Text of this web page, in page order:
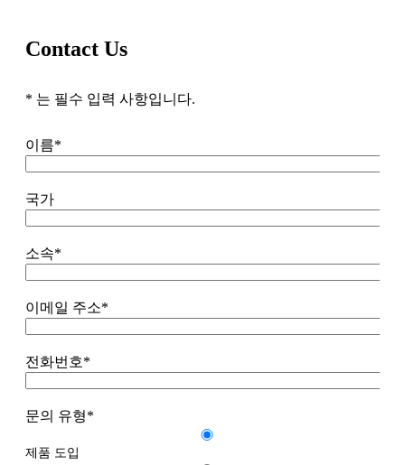
Contact Us
* 는 필수 입력 사항입니다.
이름*
국가
소속*
이메일 주소*
전화번호*
문의 유형*
제품 도입